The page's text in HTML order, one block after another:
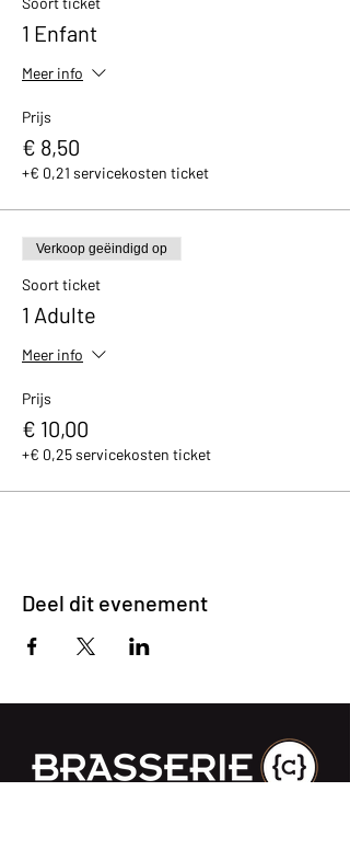
avec un petit cadeau et un bon de réduction
de 10% valable dans notre boutique.
1 Enfant
Meer info
Prijs
€ 8,50
+€ 0,21 servicekosten ticket
Verkoop geëindigd op
Soort ticket
1 Adulte
Meer info
Prijs
€ 10,00
+€ 0,25 servicekosten ticket
Deel dit evenement